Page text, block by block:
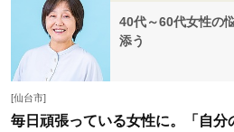
40代～60代女性の
添う
[仙台市]
毎日頑張っている女性に。「自分